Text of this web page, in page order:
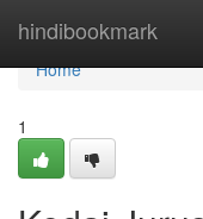
hindibookmark
Home
Home
1